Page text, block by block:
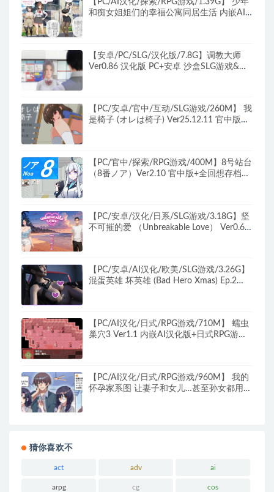
【PC/AI汉化/探索/RPG游戏/1.39G】 少年
和痴女姐姐们的幸福公寓同居生活 内嵌AI
【安卓/PC/SLG/汉化版/7.8G】调教大师
Ver0.86 汉化版 PC+安卓 沙盒SLG游戏&补
【PC/安卓/官中/互动/SLG游戏/260M】 我
是椅子 (オレは椅子) Ver25.12.11 官中版
【PC/官中/探索/RPG游戏/400M】8号站台
（8番ノア）Ver2.10 官中版+全回想存档
【PC/安卓/汉化/日系/SLG游戏/3.18G】坚
不可摧的爱 （Unbreakable Love） Ver0.6
【PC/安卓/AI汉化/欧美/SLG游戏/3.26G】
混蛋英雄 坏英雄 (Bad Hero Xmas) Ep.2
【PC/AI汉化/日式/RPG游戏/710M】 蠕虫
巢穴3 Ver1.1 内嵌AI汉化版+日式RPG游戏
【PC/AI汉化/日式/RPG游戏/960M】 我的
怀孕家系图 让妻子和女儿…甚至孙女都用我
猜你喜欢不
act adv ai
arpg cg cos